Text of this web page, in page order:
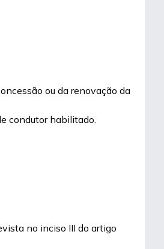
ou da renovação da
condutor habilitado.
no inciso III do artigo